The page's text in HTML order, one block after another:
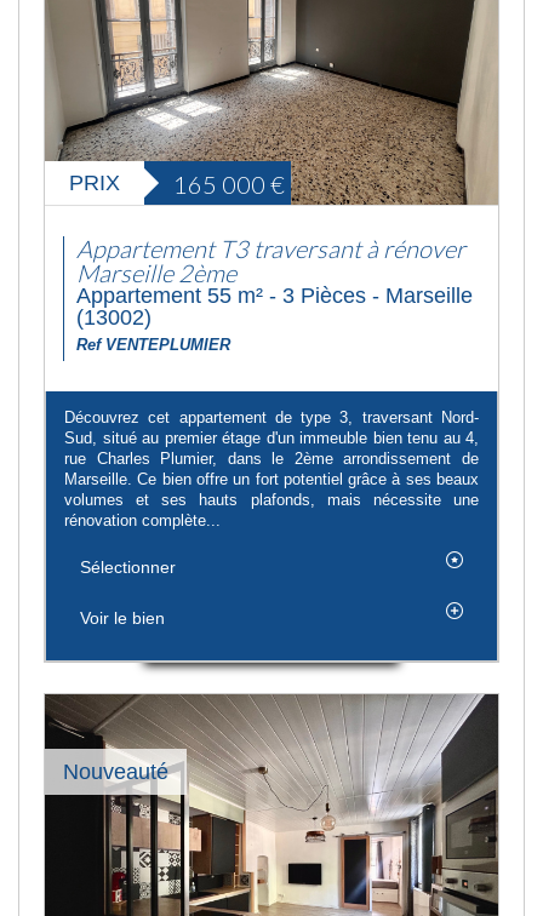
PRIX 165 000 €
Appartement T3 traversant à rénover
Marseille 2ème
Appartement 55 m² - 3 Pièces - Marseille
(13002)
Ref VENTEPLUMIER
Découvrez cet appartement de type 3, traversant Nord-
Sud, situé au premier étage d'un immeuble bien tenu au 4,
rue Charles Plumier, dans le 2ème arrondissement de
Marseille. Ce bien offre un fort potentiel grâce à ses beaux
volumes et ses hauts plafonds, mais nécessite une
rénovation complète...
Sélectionner
Voir le bien
Nouveauté